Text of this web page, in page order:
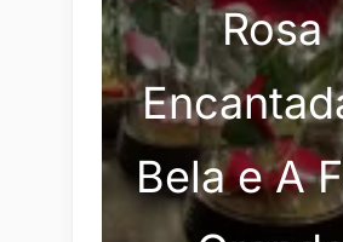
Rosa
Bela e A